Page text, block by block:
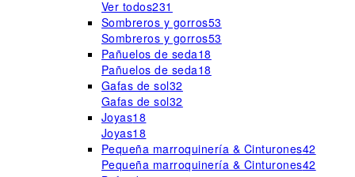
Ver todos231
Sombreros y gorros53
Sombreros y gorros53
Pañuelos de seda18
Pañuelos de seda18
Gafas de sol32
Gafas de sol32
Joyas18
Joyas18
Pequeña marroquinería & Cinturones42
Pequeña marroquinería & Cinturones42